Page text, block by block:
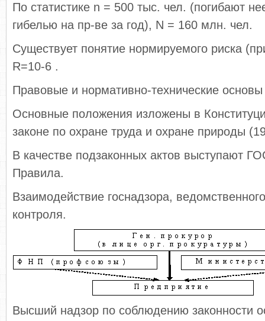
По статистике n = 500 тыс. чел. (погибают
гибелью на пр-ве за год), N = 160 млн. чел.
Существует понятие нормируемого риска
R=10-6 .
Правовые и нормативно-технические
Основные положения изложены в
законе по охране труда и охране природы
В качестве подзаконных актов выступают
Правила.
Взаимодействие госнадзора,
контроля.
Высший надзор по соблюдению законности